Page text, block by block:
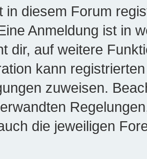
in diesem Forum
Anmeldung ist in
dir, auf weitere
kann
zuweisen.
die jeweiligen